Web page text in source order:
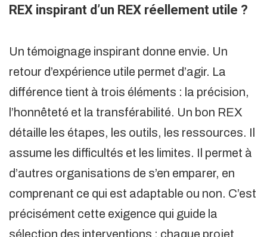
REX inspirant d’un REX réellement utile ?
Un témoignage inspirant donne envie. Un
retour d’expérience utile permet d’agir. La
différence tient à trois éléments : la précision,
l’honnêteté et la transférabilité. Un bon REX
détaille les étapes, les outils, les ressources. Il
assume les difficultés et les limites. Il permet à
d’autres organisations de s’en emparer, en
comprenant ce qui est adaptable ou non. C’est
précisément cette exigence qui guide la
sélection des interventions : chaque projet